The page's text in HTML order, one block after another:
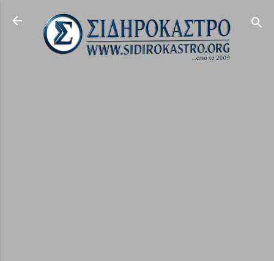
Μετάβαση στο κύριο περιεχόμενο